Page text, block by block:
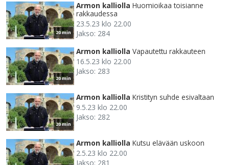
20 min
Armon kalliolla Huomioikaa toisianne
rakkaudessa
23.5.23 klo 22.00
Jakso: 284
20 min
Armon kalliolla Vapautettu rakkauteen
16.5.23 klo 22.00
Jakso: 283
20 min
Armon kalliolla Kristityn suhde esivaltaan
9.5.23 klo 22.00
Jakso: 282
Armon kalliolla Kutsu elävään uskoon
2.5.23 klo 22.00
Jakso: 281